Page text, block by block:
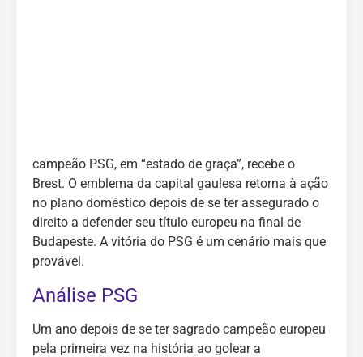
campeão PSG, em “estado de graça”, recebe o
Brest. O emblema da capital gaulesa retorna à ação
no plano doméstico depois de se ter assegurado o
direito a defender seu título europeu na final de
Budapeste. A vitória do PSG é um cenário mais que
provável.
Análise PSG
Um ano depois de se ter sagrado campeão europeu
pela primeira vez na história ao golear a